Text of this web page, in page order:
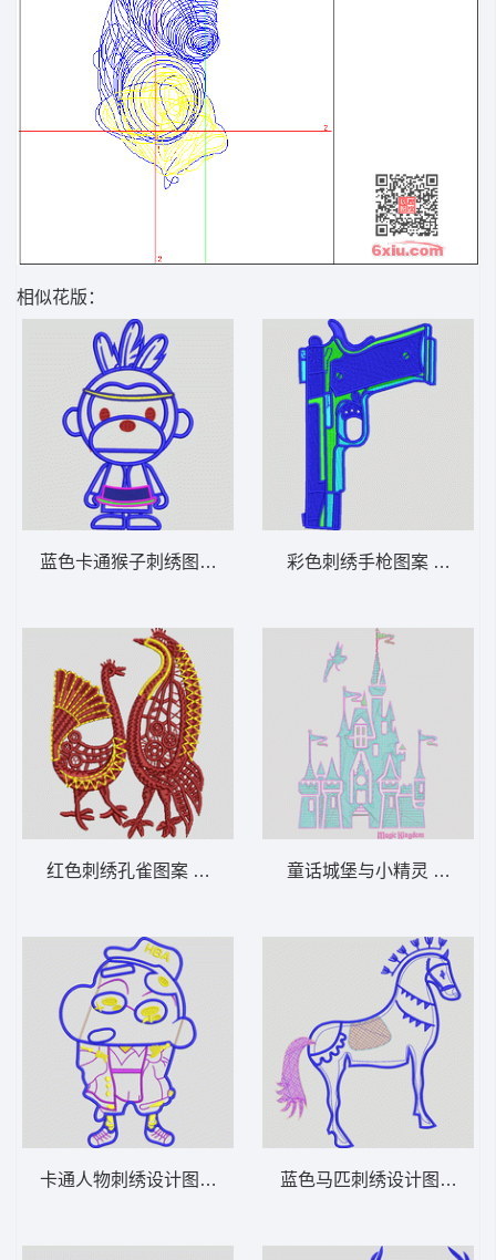
相似花版：
蓝色卡通猴子刺绣图案 大嘴猴
红色刺绣孔雀图案 两只火鸡
卡通人物刺绣设计图 卡通蜡笔小新
彩色刺绣手枪图案 卡通手
童话城堡与小精灵 毛巾绣
蓝色马匹刺绣设计图 毛巾